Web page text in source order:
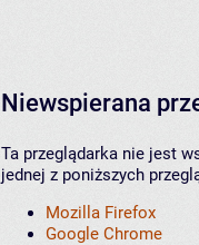
Niewspierana
Ta przeglądarka nie jest
jednej z poniższych
Mozilla Firefox
Google Chrome